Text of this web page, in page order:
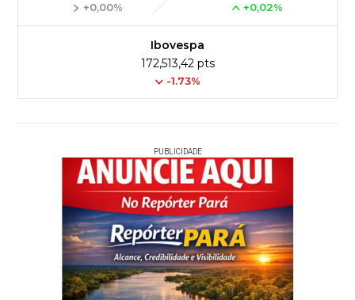
+0,00% +0,02%
Ibovespa
172,513,42 pts
-1.73%
PUBLICIDADE